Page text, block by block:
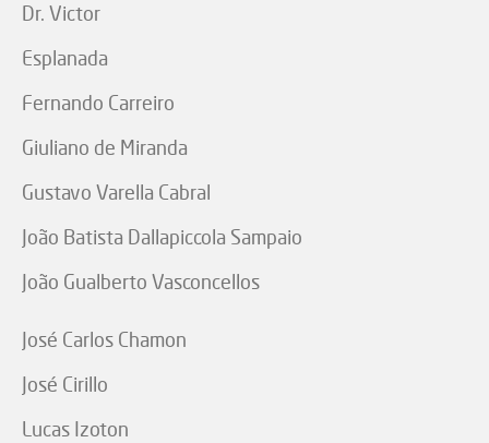
Dr. Victor
Esplanada
Fernando Carreiro
Giuliano de Miranda
Gustavo Varella Cabral
João Batista Dallapiccola Sampaio
João Gualberto Vasconcellos
José Carlos Chamon
José Cirillo
Lucas Izoton